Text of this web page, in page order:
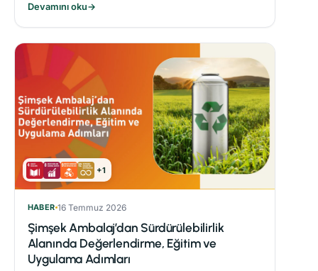
olan bağlılığını ortaya koydu.
Devamını oku→
+1
HABER 16 Temmuz 2026
Şimşek Ambalaj’dan Sürdürülebilirlik
Alanında Değerlendirme, Eğitim ve
Uygulama Adımları